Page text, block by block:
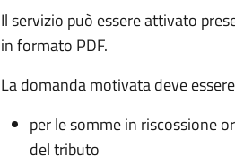
Il servizio può essere attivato
in formato PDF.
La domanda motivata deve
per le somme in riscossione
del tributo